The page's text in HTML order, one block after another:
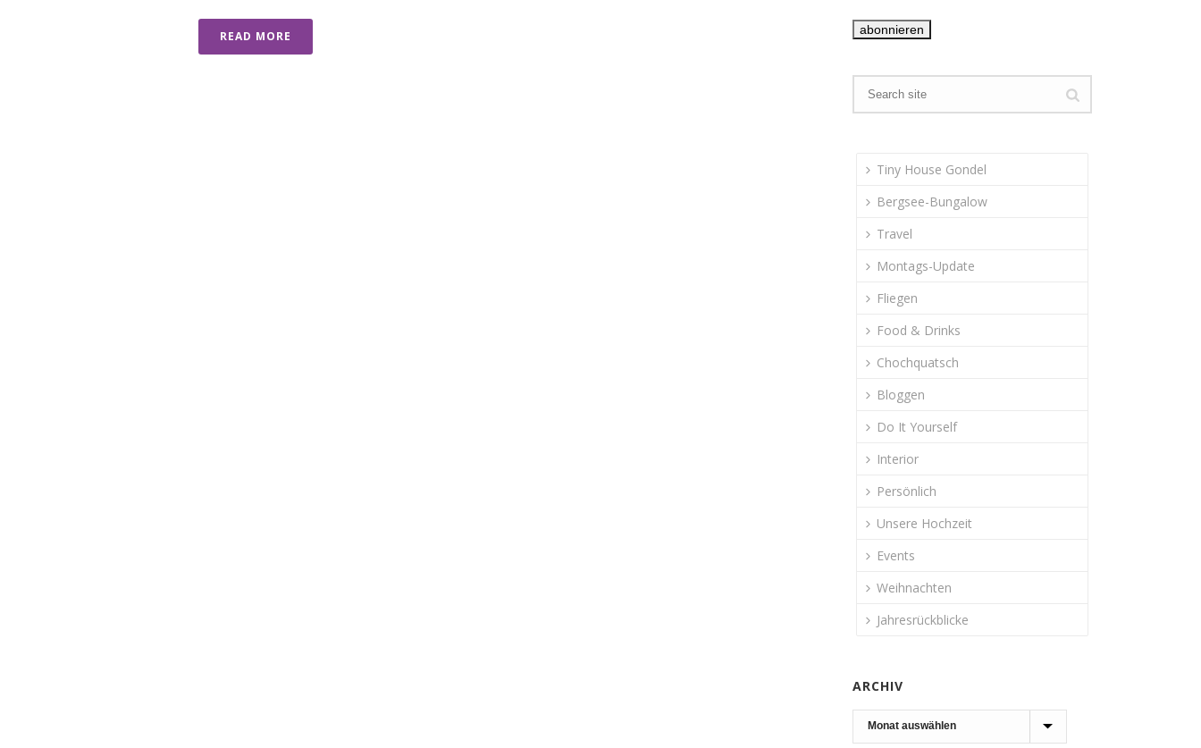
READ MORE
Tiny House Gondel
Bergsee-Bungalow
Travel
Montags-Update
Fliegen
Food & Drinks
Chochquatsch
Bloggen
Do It Yourself
Interior
Persönlich
Unsere Hochzeit
Events
Weihnachten
Jahresrückblicke
ARCHIV
Archiv